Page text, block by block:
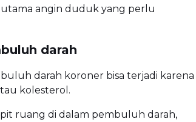
angin duduk yang perlu
darah
darah koroner bisa terjadi karena
kolesterol.
ruang di dalam pembuluh darah,